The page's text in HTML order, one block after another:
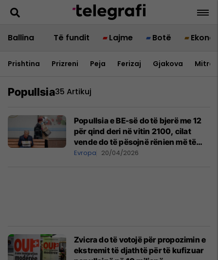
Ballina Të fundit Lajme Botë
Prishtina Prizreni Peja Ferizaj Gjakova
Popullsia35 Artikuj
Popullsia e BE-së do të bjerë me 12
për qind deri në vitin 2100, cilat
vende do të pësojnë rënien më të
madhe?
Evropa 20/04/2026
Zvicra do të votojë për propozimin e
ekstremit të djathtë për të kufizuar